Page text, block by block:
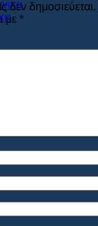
δεν δημοσιεύεται.
με *